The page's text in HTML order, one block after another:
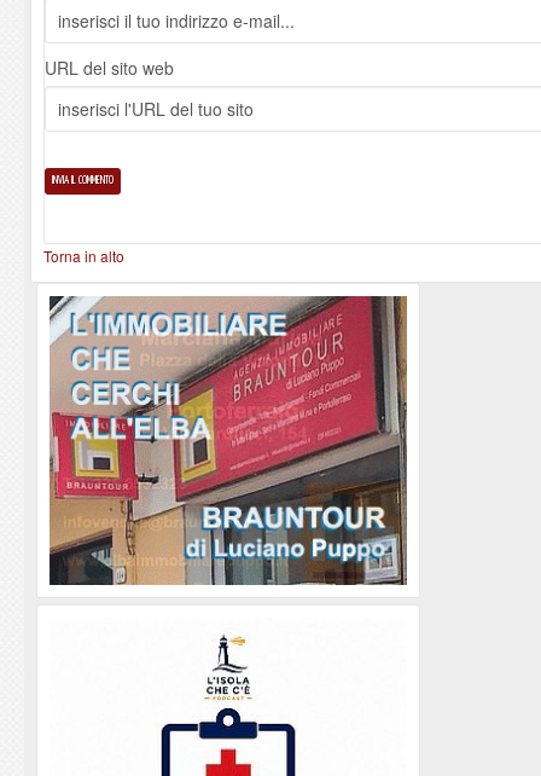
URL del sito web
Torna in alto